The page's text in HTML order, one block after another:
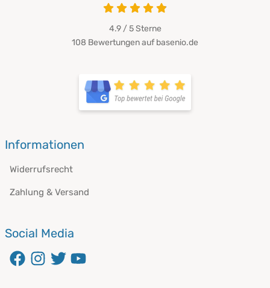
4.9 / 5Sterne
108 Bewertungen auf basenio.de
Informationen
Widerrufsrecht
Zahlung & Versand
Social Media